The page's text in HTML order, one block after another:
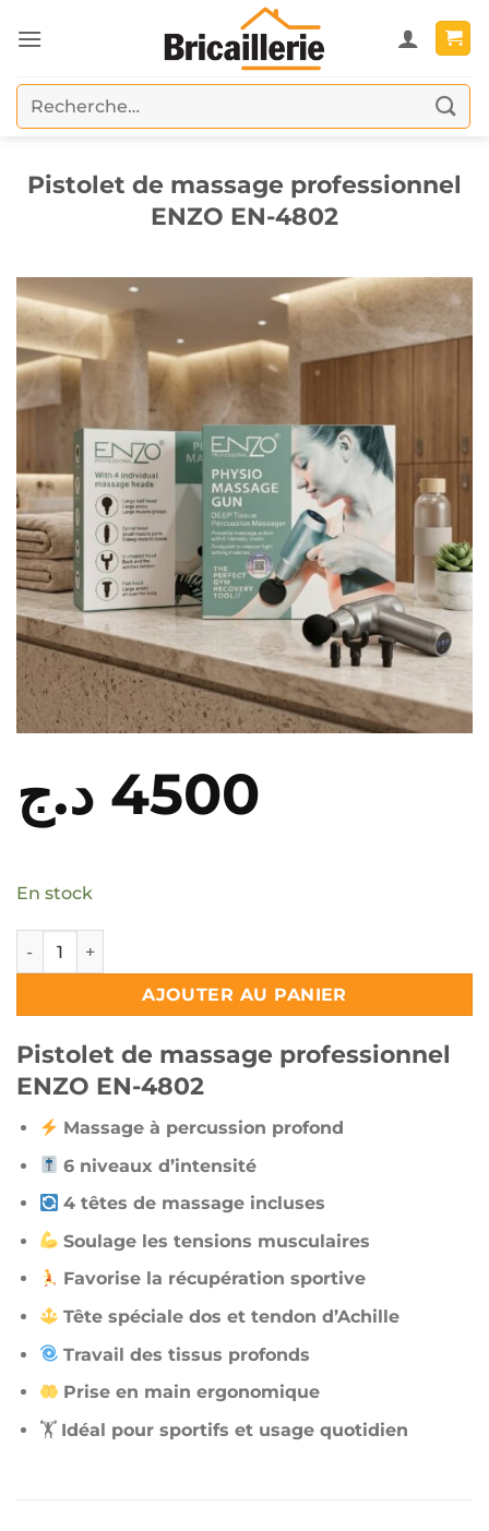
au
Recherche
pour :
Pistolet de massage professionnel
ENZO EN-4802
4500 د.ج
En stock
quantité de Pistolet de massage professionnel ENZO EN-
AJOUTER AU PANIER
Pistolet de massage professionnel
ENZO EN-4802
Massage à percussion profond
6 niveaux d’intensité
4 têtes de massage incluses
Soulage les tensions musculaires
Favorise la récupération sportive
Tête spéciale dos et tendon d’Achille
Travail des tissus profonds
Prise en main ergonomique
🏋️ Idéal pour sportifs et usage quotidien